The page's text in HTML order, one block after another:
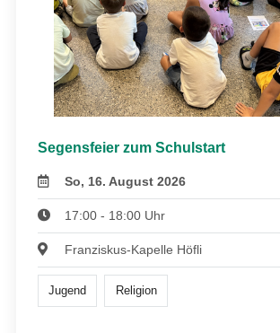
Segensfeier zum Schulstart
So, 16. August 2026
17:00 - 18:00 Uhr
Franziskus-Kapelle Höfli
Jugend Religion